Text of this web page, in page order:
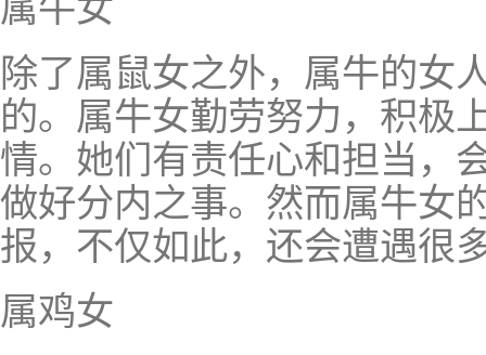
属牛女
除了属鼠女之外，属牛的女
的。属牛女勤劳努力，积极
情。她们有责任心和担当，
做好分内之事。然而属牛女
报，不仅如此，还会遭遇很
属鸡女